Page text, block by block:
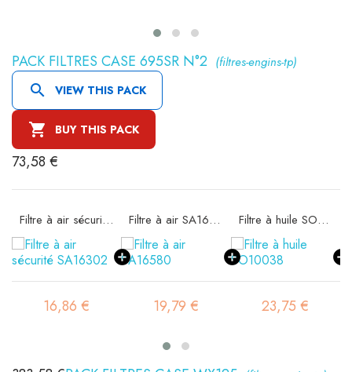
PACK FILTRES CASE 695SR N°2 (filtres-engins-tp)
 VIEW THIS PACK
 BUY THIS PACK
73,58 €
Filtre à air sécurité SA16302
16,86 €
Filtre à air SA16580
19,79 €
Filtre à huile SO10038
23,75 €